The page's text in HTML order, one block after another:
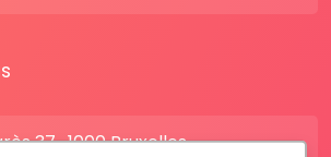
37 , 1000 Bruxelles